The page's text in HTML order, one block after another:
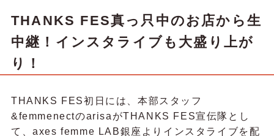
THANKS FES真っ只中のお店から生
中継！ インスタライブも大盛り上が
り！
THANKS FES初日には、本部スタッフ
&femmenectのarisaがTHANKS FES宣伝隊とし
て、axes femme LAB銀座よりインスタライブを配